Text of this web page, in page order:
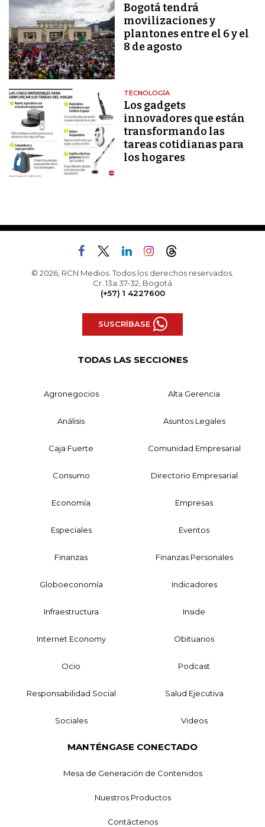
Bogotá tendrá
movilizaciones y
plantones entre el 6 y el
8 de agosto
TECNOLOGÍA
Los gadgets
innovadores que están
transformando las
tareas cotidianas para
los hogares
© 2026, RCN Medios. Todos los derechos reservados.
Cr. 13a 37-32, Bogotá
(+57) 1 4227600
SUSCRÍBASE
TODAS LAS SECCIONES
Agronegocios Alta Gerencia
Análisis Asuntos Legales
Caja Fuerte Comunidad Empresarial
Consumo Directorio Empresarial
Economía Empresas
Especiales Eventos
Finanzas Finanzas Personales
Globoeconomía Indicadores
Infraestructura Inside
Internet Economy Obituarios
Ocio Podcast
Responsabilidad Social Salud Ejecutiva
Sociales Videos
MANTÉNGASE CONECTADO
Mesa de Generación de Contenidos
Nuestros Productos
Contáctenos